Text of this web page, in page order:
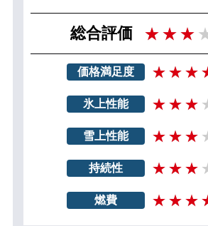
総合評価
価格満足度
氷上性能
雪上性能
持続性
燃費